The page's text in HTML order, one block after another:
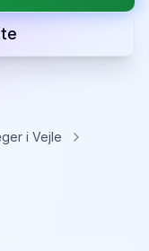
i Vejle